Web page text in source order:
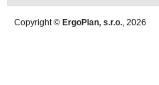
Copyright © ErgoPlan, s.r.o., 2026